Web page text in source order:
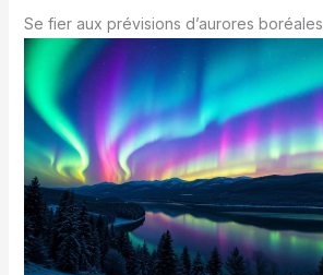
Se fier aux prévisions d’aurores boréales